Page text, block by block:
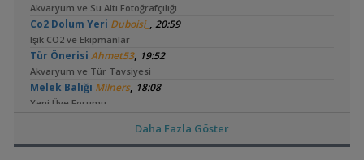
Akvaryum ve Su Altı Fotoğrafçılığı
Co2 Dolum Yeri Duboisi_ , 20:59
Işık CO2 ve Ekipmanlar
Tür Önerisi Ahmet53, 19:52
Akvaryum ve Tür Tavsiyesi
Melek Balığı Milners, 18:08
Yeni Üye Forumu
Frontoza Cinsiyetakvaradam,17:34
Daha Fazla Göster